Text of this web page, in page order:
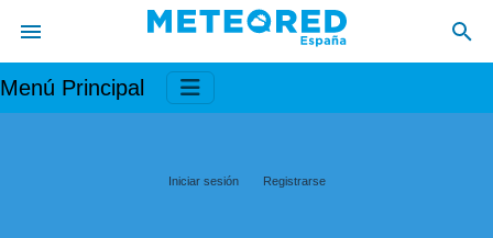
Menú Principal
Iniciar sesión Registrarse